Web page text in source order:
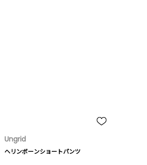
Ungrid
ヘリンボーンショートパンツ